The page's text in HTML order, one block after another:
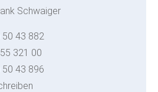
Schwaiger
43 882
321 00
43 896